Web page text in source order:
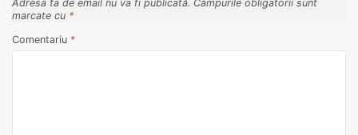
Adresa ta de email nu va fi publicată. Câmpurile obligatorii sunt
marcate cu *
Comentariu *